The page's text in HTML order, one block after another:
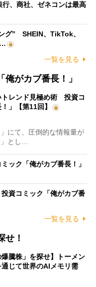
行、商社、ゼネコンは最高
グ” SHEIN、TikTok、
…
一覧を見る
がカブ番長！」
トレンド見極め術 投資コ
」【第11回】
にて、圧倒的な情報量が
とし…
ック「俺がカブ番長！」
資コミック「俺がカブ番
一覧を見る
せ！
爆騰株」を探せ】トーメン
じて世界のAIメモリ需